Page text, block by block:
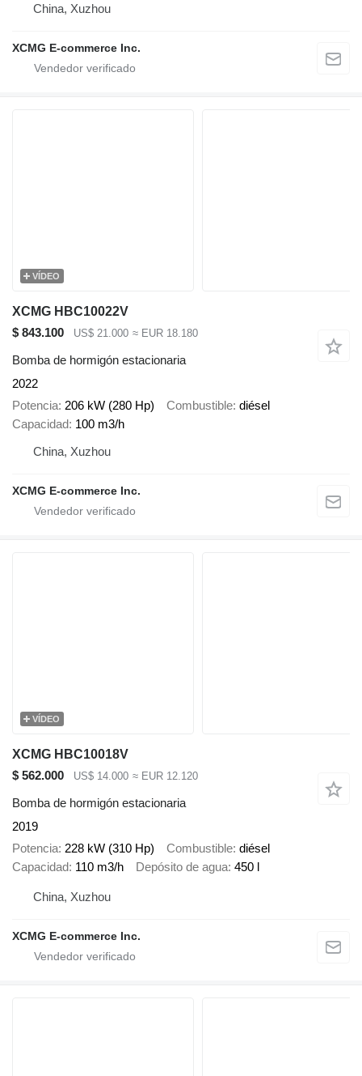
China, Xuzhou
XCMG E-commerce Inc.
VÍDEO
XCMG HBC10022V
$ 843.100
US$ 21.000 ≈ EUR 18.180
Bomba de hormigón estacionaria
2022
Potencia 206 kW (280 Hp) Combustible diésel
Capacidad 100 m3/h
China, Xuzhou
XCMG E-commerce Inc.
VÍDEO
XCMG HBC10018V
$ 562.000
US$ 14.000 ≈ EUR 12.120
Bomba de hormigón estacionaria
2019
Potencia 228 kW (310 Hp) Combustible diésel
Capacidad 110 m3/h Depósito de agua 450 l
China, Xuzhou
XCMG E-commerce Inc.